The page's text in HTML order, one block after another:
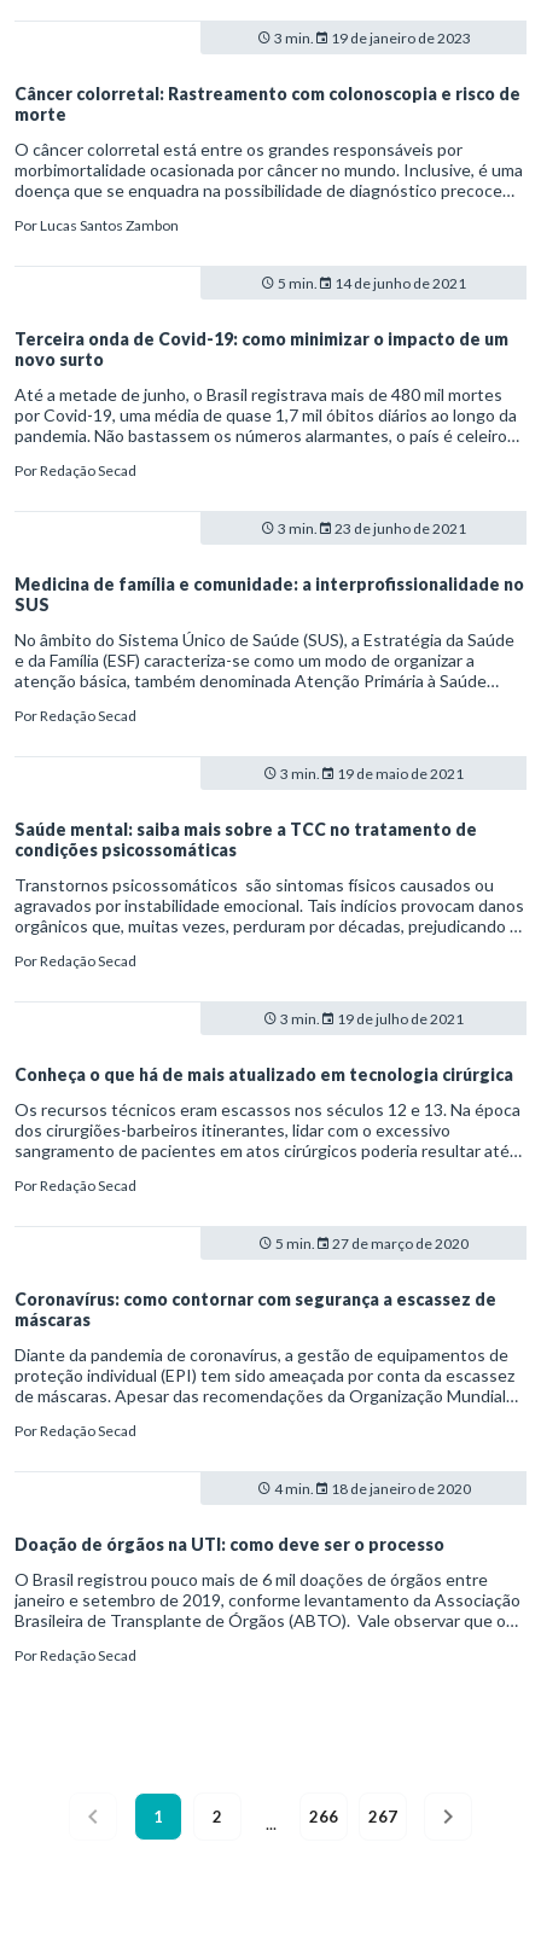
dependência e fragilidade ao idoso.
3 min. 19 de janeiro de 2023
Câncer colorretal: Rastreamento com colonoscopia e risco de
morte
O câncer colorretal está entre os grandes responsáveis por
morbimortalidade ocasionada por câncer no mundo. Inclusive, é uma
doença que se enquadra na possibilidade de diagnóstico precoce
amplamente utilizada como teste de rastreamento para detectá-lo,
não são completamente claros.
PorLucas Santos Zambon
5 min. 14 de junho de 2021
Terceira onda de Covid-19: como minimizar o impacto de um
novo surto
Até a metade de junho, o Brasil registrava mais de 480 mil mortes
por Covid-19, uma média de quase 1,7 mil óbitos diários ao longo da
pandemia. Não bastassem os números alarmantes, o país é celeiro
PorRedação Secad
3 min. 23 de junho de 2021
Medicina de família e comunidade: a interprofissionalidade no
SUS
No âmbito do Sistema Único de Saúde (SUS), a Estratégia da Saúde
e da Família (ESF) caracteriza-se como um modo de organizar a
atenção básica, também denominada Atenção Primária à Saúde
comunidade junto ao sistema público.
PorRedação Secad
3 min. 19 de maio de 2021
Saúde mental: saiba mais sobre a TCC no tratamento de
condições psicossomáticas
Transtornos psicossomáticos são sintomas físicos causados ou
agravados por instabilidade emocional. Tais indícios provocam danos
orgânicos que, muitas vezes, perduram por décadas, prejudicando a
psicoterapia é reduzir o processo de somatização que manifesta
PorRedação Secad
3 min. 19 de julho de 2021
Conheça o que há de mais atualizado em tecnologia cirúrgica
Os recursos técnicos eram escassos nos séculos 12 e 13. Na época
dos cirurgiões-barbeiros itinerantes, lidar com o excessivo
sangramento de pacientes em atos cirúrgicos poderia resultar até
avançou suficientemente para abadonar práticas ultrapassadas.
PorRedação Secad
5 min. 27 de março de 2020
Coronavírus: como contornar com segurança a escassez de
máscaras
Diante da pandemia de coronavírus, a gestão de equipamentos de
proteção individual (EPI) tem sido ameaçada por conta da escassez
de máscaras. Apesar das recomendações da Organização Mundial
respiradores dos tipos N95 e PFF2 a profissionais de saúde e
em casa.
PorRedação Secad
4 min. 18 de janeiro de 2020
Doação de órgãos na UTI: como deve ser o processo
O Brasil registrou pouco mais de 6 mil doações de órgãos entre
janeiro e setembro de 2019, conforme levantamento da Associação
Brasileira de Transplante de Órgãos (ABTO). Vale observar que o
ações e procedimentos. Desde 1997, a doação de órgãos é
PorRedação Secad
1 2 ... 266 267